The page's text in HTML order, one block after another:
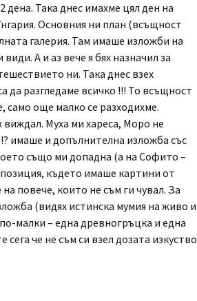
Така днес имахме цял ден на
Основния ни план (всъщност
галерия. Там имаше изложби на
А и аз вече я бях назначил за
ни. Така днес взех
да разгледаме всичко !!! То всъщност
само още малко се разходихме.
виждал. Муха ми хареса, Моро не
имаше и допълнителна изложба със
също ми допадна (а на Софито –
където имаше картини от
повече, които не съм ги чувал. За
(видях истинска мумия на живо и
малки – една древногръцка и една
че не съм си взел дозата изкуство